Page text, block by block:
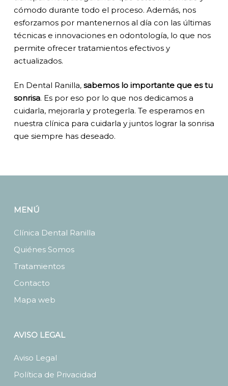
cómodo durante todo el proceso. Además, nos
esforzamos por mantenernos al día con las últimas
técnicas e innovaciones en odontología, lo que nos
permite ofrecer tratamientos efectivos y
actualizados.
En Dental Ranilla, sabemos lo importante que es tu
sonrisa. Es por eso por lo que nos dedicamos a
cuidarla, mejorarla y protegerla. Te esperamos en
nuestra clínica para cuidarla y juntos lograr la sonrisa
que siempre has deseado.
MENÚ
Clínica Dental Ranilla
Quiénes Somos
Tratamientos
Contacto
Mapa web
AVISO LEGAL
Aviso Legal
Política de Privacidad